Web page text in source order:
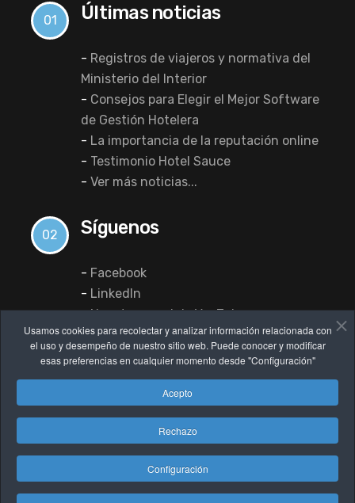
Usamos cookies para recolectar y analizar información relacionada con
el uso y desempeño de nuestro sitio web. Puede conocer y modificar
esas preferencias en cualquier momento desde "Configuración"
Acepto
Rechazo
Configuración
01 Últimas noticias
- Registros de viajeros y normativa del
Ministerio del Interior
- Consejos para Elegir el Mejor Software
de Gestión Hotelera
- La importancia de la reputación online
- Testimonio Hotel Sauce
- Ver más noticias...
02 Síguenos
- Facebook
- LinkedIn
-Nuestro canal de YouTube
© 2022 dataHotel Software. Diseñada por
albadaNet